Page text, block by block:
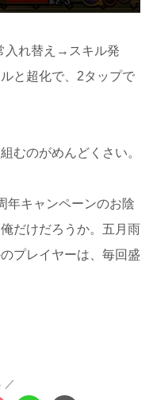
入れ替え→スキル発
と超化で、2タップで
むのがめんどくさい。
年キャンペーンのお陰
だけだろうか。五月雨
プレイヤーは、毎回盛